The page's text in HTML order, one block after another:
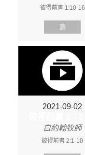
彼得前書 1:10-16
聽
2021-09-02
白約翰牧師
彼得前書 2:1-10